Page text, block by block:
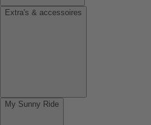
Extra's & accessoires
My Sunny Ride